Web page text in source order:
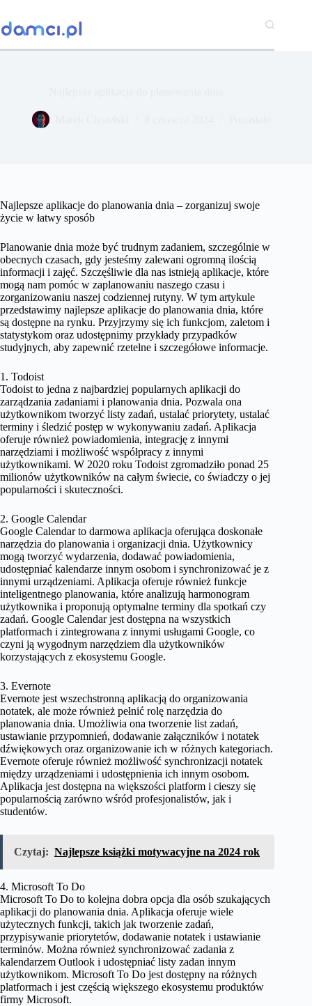
treści
Najlepsze aplikacje do planowania dnia – zorganizuj swoje
życie w łatwy sposób
Planowanie dnia może być trudnym zadaniem, szczególnie w
obecnych czasach, gdy jesteśmy zalewani ogromną ilością
informacji i zajęć. Szczęśliwie dla nas istnieją aplikacje, które
mogą nam pomóc w zaplanowaniu naszego czasu i
zorganizowaniu naszej codziennej rutyny. W tym artykule
przedstawimy najlepsze aplikacje do planowania dnia, które
są dostępne na rynku. Przyjrzymy się ich funkcjom, zaletom i
statystykom oraz udostępnimy przykłady przypadków
studyjnych, aby zapewnić rzetelne i szczegółowe informacje.
1. Todoist
Todoist to jedna z najbardziej popularnych aplikacji do
zarządzania zadaniami i planowania dnia. Pozwala ona
użytkownikom tworzyć listy zadań, ustalać priorytety, ustalać
terminy i śledzić postęp w wykonywaniu zadań. Aplikacja
oferuje również powiadomienia, integrację z innymi
narzędziami i możliwość współpracy z innymi
użytkownikami. W 2020 roku Todoist zgromadziło ponad 25
milionów użytkowników na całym świecie, co świadczy o jej
popularności i skuteczności.
2. Google Calendar
Google Calendar to darmowa aplikacja oferująca doskonałe
narzędzia do planowania i organizacji dnia. Użytkownicy
mogą tworzyć wydarzenia, dodawać powiadomienia,
udostępniać kalendarze innym osobom i synchronizować je z
innymi urządzeniami. Aplikacja oferuje również funkcje
inteligentnego planowania, które analizują harmonogram
użytkownika i proponują optymalne terminy dla spotkań czy
zadań. Google Calendar jest dostępna na wszystkich
platformach i zintegrowana z innymi usługami Google, co
czyni ją wygodnym narzędziem dla użytkowników
korzystających z ekosystemu Google.
3. Evernote
Evernote jest wszechstronną aplikacją do organizowania
notatek, ale może również pełnić rolę narzędzia do
planowania dnia. Umożliwia ona tworzenie list zadań,
ustawianie przypomnień, dodawanie załączników i notatek
dźwiękowych oraz organizowanie ich w różnych kategoriach.
Evernote oferuje również możliwość synchronizacji notatek
między urządzeniami i udostępnienia ich innym osobom.
Aplikacja jest dostępna na większości platform i cieszy się
popularnością zarówno wśród profesjonalistów, jak i
studentów.
Czytaj: Najlepsze książki motywacyjne na 2024 rok
4. Microsoft To Do
Microsoft To Do to kolejna dobra opcja dla osób szukających
aplikacji do planowania dnia. Aplikacja oferuje wiele
użytecznych funkcji, takich jak tworzenie zadań,
przypisywanie priorytetów, dodawanie notatek i ustawianie
terminów. Można również synchronizować zadania z
kalendarzem Outlook i udostępniać listy zadan innym
użytkownikom. Microsoft To Do jest dostępny na różnych
platformach i jest częścią większego ekosystemu produktów
firmy Microsoft.